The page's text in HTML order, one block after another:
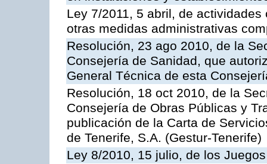
Ley 7/2011, 5 abril, de
otras medidas administrativas
Resolución, 23 ago 2010, de la
Consejería de Sanidad, que
General Técnica de esta
Resolución, 18 oct 2010, de la
Consejería de Obras Públicas y
publicación de la Carta de
de Tenerife, S.A. (Gestur-Tenerife)
Ley 8/2010, 15 julio, de los